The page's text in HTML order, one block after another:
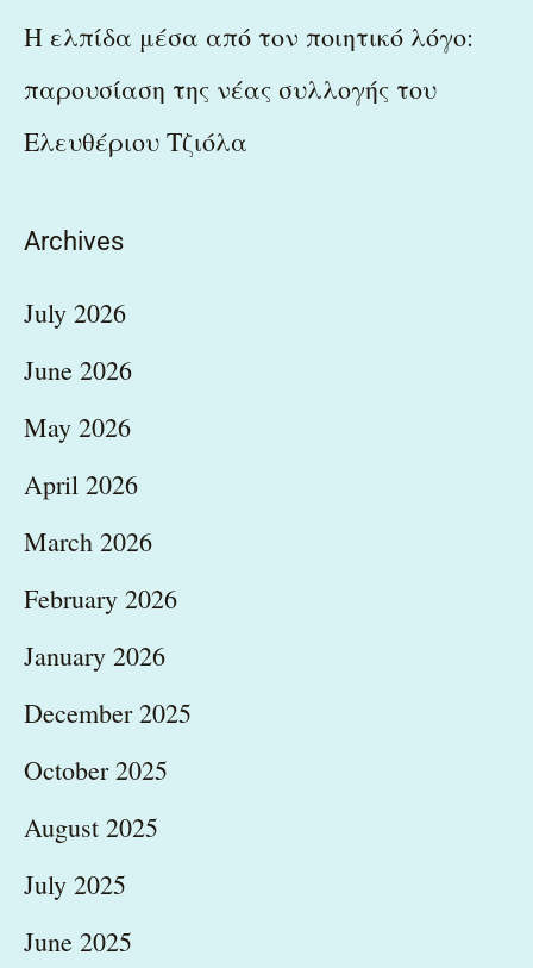
Η ελπίδα μέσα από τον ποιητικό λόγο:
παρουσίαση της νέας συλλογής του
Ελευθέριου Τζιόλα
Archives
July 2026
June 2026
May 2026
April 2026
March 2026
February 2026
January 2026
December 2025
October 2025
August 2025
July 2025
June 2025